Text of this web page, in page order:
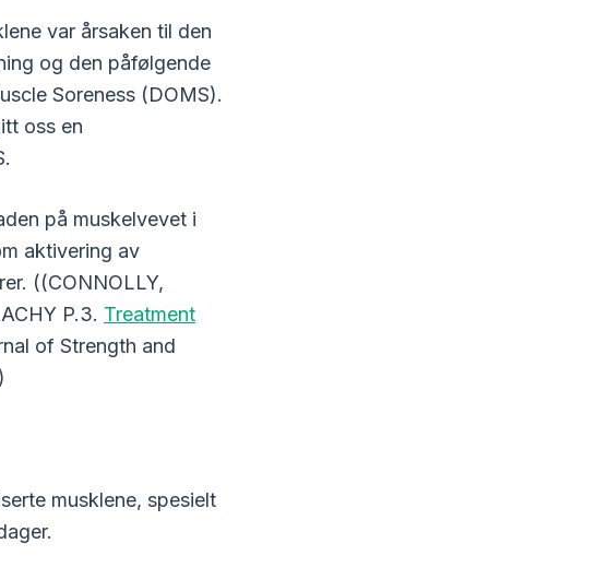
var årsaken til den
og den påfølgende
Soreness (DOMS).
oss en
på muskelvevet i
aktivering av
((CONNOLLY,
P.3. Treatment
of Strength and
musklene, spesielt